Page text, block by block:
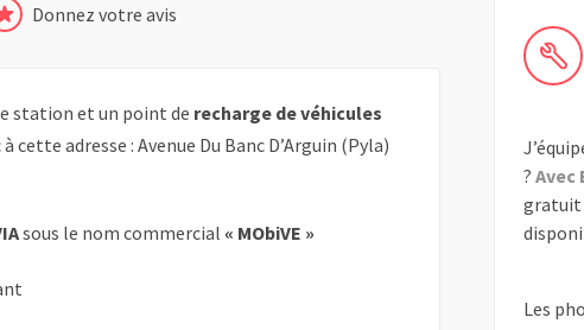
Donnez votre avis
station et un point de recharge de véhicules
cette adresse : Avenue Du Banc D’Arguin (Pyla)
sous le nom commercial « MObiVE »
? Avec
gratuit
Les